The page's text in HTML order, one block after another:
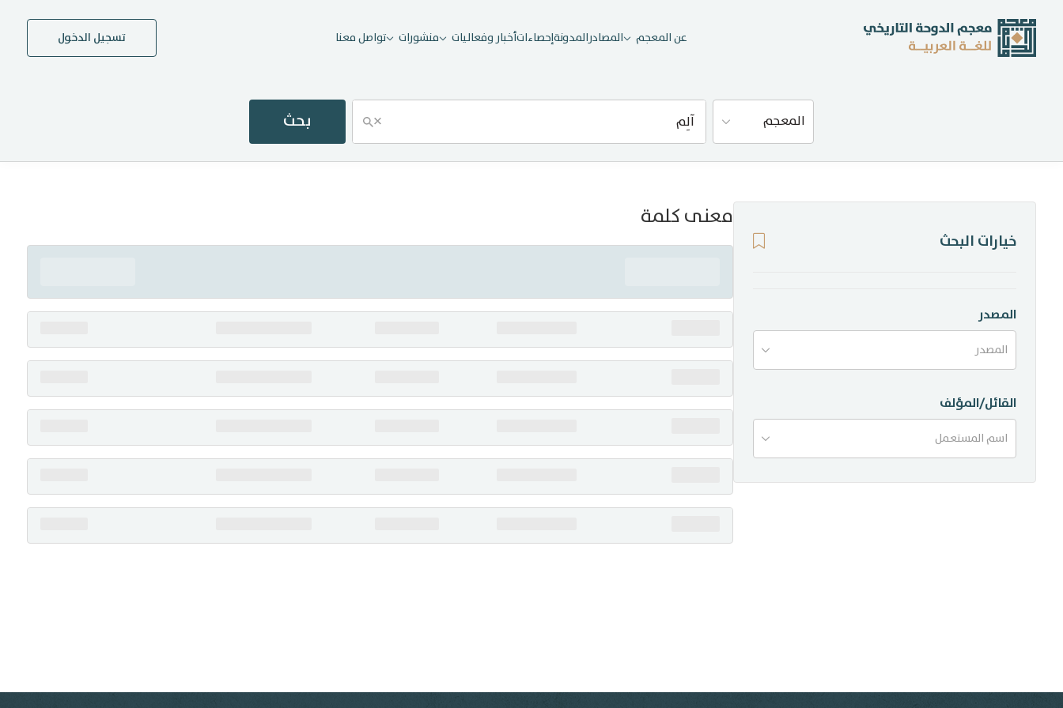
عن المعجم المصادرالمدونةإحصاءاتأخبار وفعاليات منشورات تواصل معنا تسجيل الدخول
المعجم × بحث
إحصاءات
منشورات
تواصل معنا
معنى كلمة
خيارات البحث
المصدر
المصدر
القائل/المؤلف
اسم المستعمل